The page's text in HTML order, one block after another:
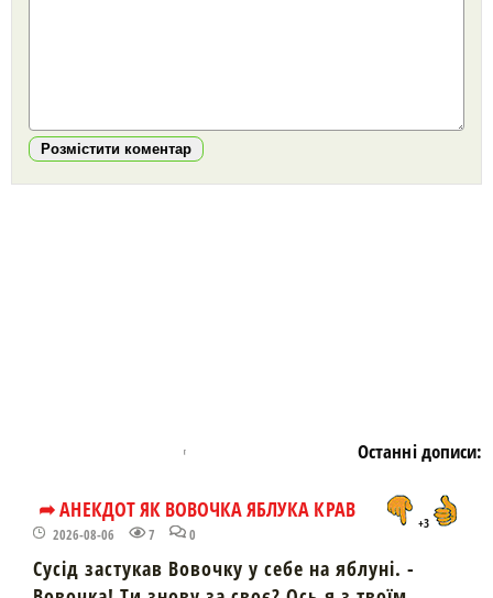
Розмістити коментар
Останні дописи:
➦ АНЕКДОТ ЯК ВОВОЧКА ЯБЛУКА КРАВ
2026-08-06 7 0
+3
Сусід застукав Вовочку у себе на яблуні. -